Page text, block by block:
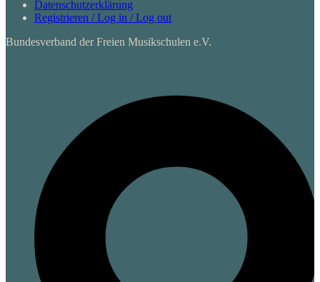
Datenschutzerklärung
Registrieren / Log in / Log out
Bundesverband der Freien Musikschulen e.V.